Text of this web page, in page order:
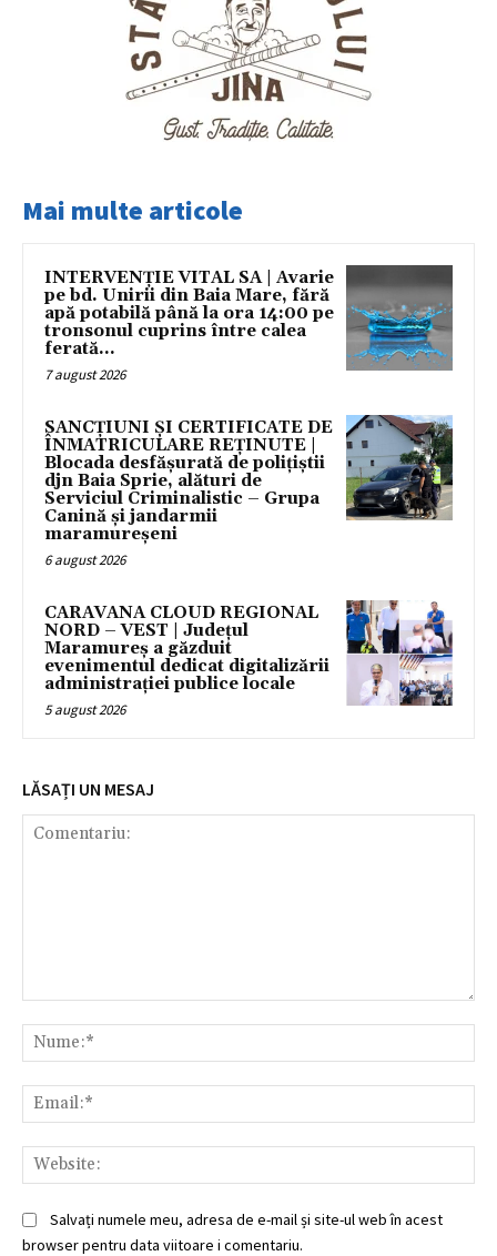
Mai multe articole
INTERVENȚIE VITAL SA | Avarie
pe bd. Unirii din Baia Mare, fără
apă potabilă până la ora 14:00 pe
tronsonul cuprins între calea
ferată...
7 august 2026
SANCȚIUNI ȘI CERTIFICATE DE
ÎNMATRICULARE REȚINUTE |
Blocada desfășurată de polițiștii
djn Baia Sprie, alături de
Serviciul Criminalistic – Grupa
Canină și jandarmii
maramureșeni
6 august 2026
CARAVANA CLOUD REGIONAL
NORD – VEST | Județul
Maramureș a găzduit
evenimentul dedicat digitalizării
administrației publice locale
5 august 2026
LĂSAȚI UN MESAJ
Salvați numele meu, adresa de e-mail și site-ul web în acest
browser pentru data viitoare i comentariu.